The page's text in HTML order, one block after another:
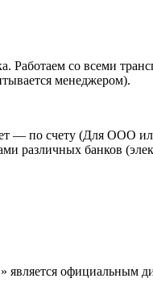
Работаем со всеми
менеджером).
— по счету (Для ООО
различных банков
официальным